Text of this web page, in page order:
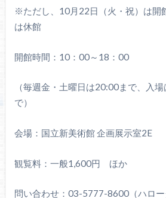
※ただし、10月22日（火・祝）は開
は休館
開館時間：10：00～18：00
（毎週金・土曜日は20:00まで、入
で）
会場：国立新美術館 企画展示室2E
観覧料：一般1,600円 ほか
問い合わせ：03-5777-8600（ハロー